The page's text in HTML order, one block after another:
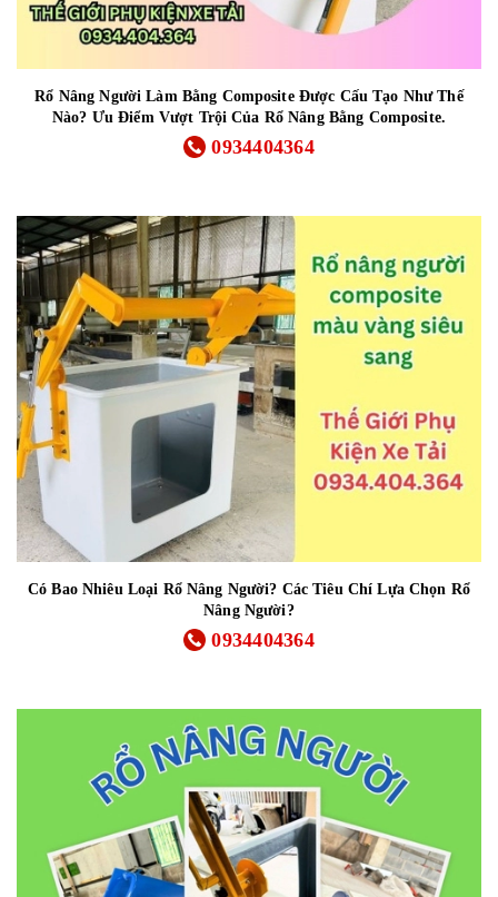
Rổ Nâng Người Làm Bằng Composite Được Cấu Tạo Như Thế
Nào? Ưu Điểm Vượt Trội Của Rổ Nâng Bằng Composite.
0934404364
Có Bao Nhiêu Loại Rổ Nâng Người? Các Tiêu Chí Lựa Chọn Rổ
Nâng Người?
0934404364